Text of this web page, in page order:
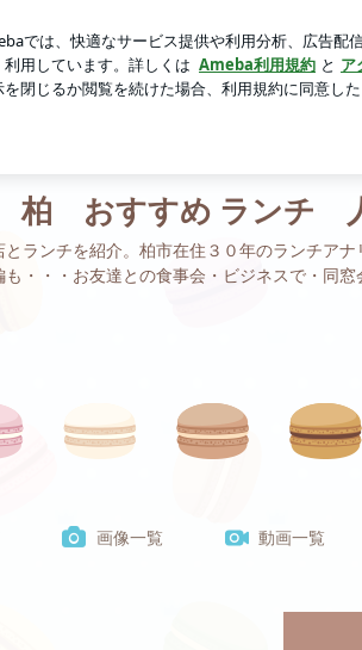
納豆喜多方ラーメン
柏 おすすめ ランチ
ランチを紹介。柏市在住３０年のランチア
も・・・お友達との食事会・ビジネスで・同
画像一覧 動画一覧